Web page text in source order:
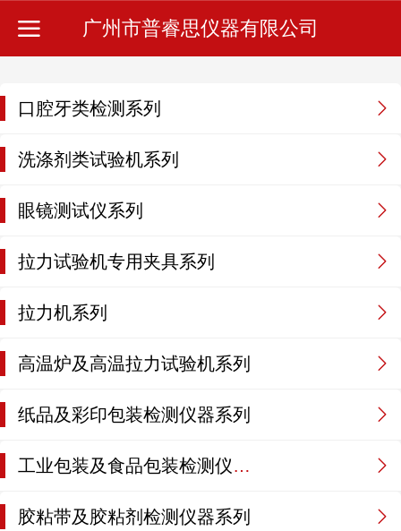
广州市普睿思仪器有限公司
口腔牙类检测系列
洗涤剂类试验机系列
眼镜测试仪系列
拉力试验机专用夹具系列
拉力机系列
高温炉及高温拉力试验机系列
纸品及彩印包装检测仪器系列
工业包装及食品包装检测仪器系列
胶粘带及胶粘剂检测仪器系列